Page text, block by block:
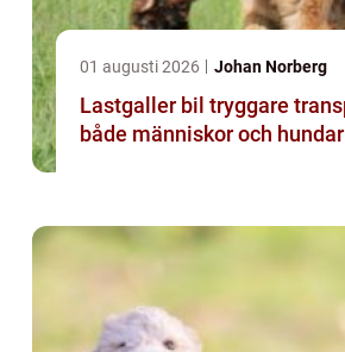
01 augusti 2026 Johan Norberg
Lastgaller bil tryggare transport för
både människor och hundar